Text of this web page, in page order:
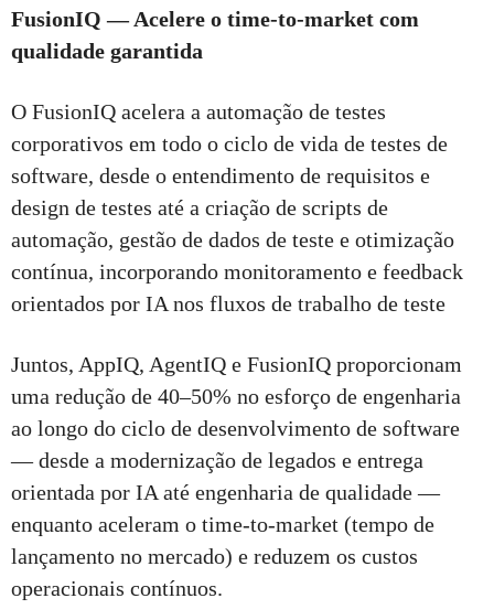
FusionIQ — Acelere o time-to-market com
qualidade garantida
O FusionIQ acelera a automação de testes
corporativos em todo o ciclo de vida de testes de
software, desde o entendimento de requisitos e
design de testes até a criação de scripts de
automação, gestão de dados de teste e otimização
contínua, incorporando monitoramento e feedback
orientados por IA nos fluxos de trabalho de teste
Juntos, AppIQ, AgentIQ e FusionIQ proporcionam
uma redução de 40–50% no esforço de engenharia
ao longo do ciclo de desenvolvimento de software
— desde a modernização de legados e entrega
orientada por IA até engenharia de qualidade —
enquanto aceleram o time-to-market (tempo de
lançamento no mercado) e reduzem os custos
operacionais contínuos.